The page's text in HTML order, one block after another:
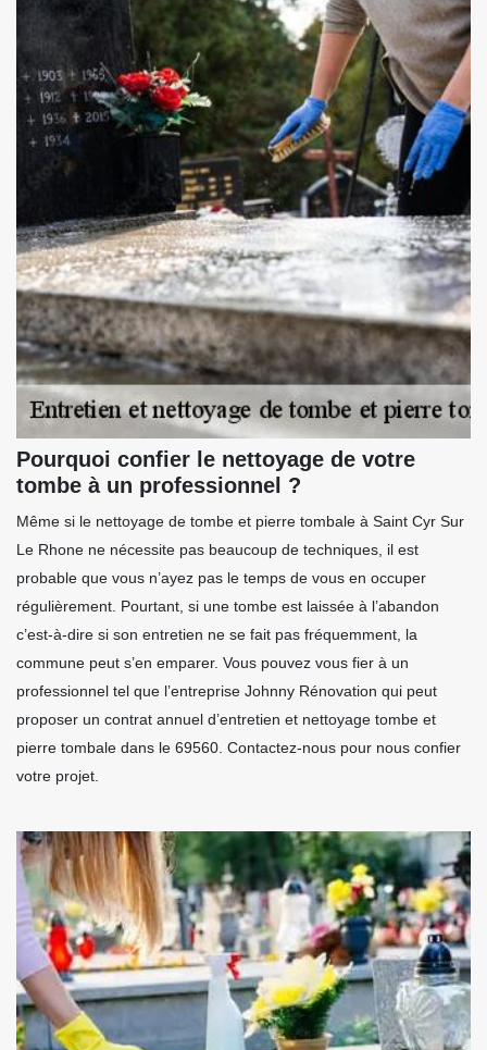
Pourquoi confier le nettoyage de votre
tombe à un professionnel ?
Même si le nettoyage de tombe et pierre tombale à Saint Cyr Sur
Le Rhone ne nécessite pas beaucoup de techniques, il est
probable que vous n’ayez pas le temps de vous en occuper
régulièrement. Pourtant, si une tombe est laissée à l’abandon
c’est-à-dire si son entretien ne se fait pas fréquemment, la
commune peut s’en emparer. Vous pouvez vous fier à un
professionnel tel que l’entreprise Johnny Rénovation qui peut
proposer un contrat annuel d’entretien et nettoyage tombe et
pierre tombale dans le 69560. Contactez-nous pour nous confier
votre projet.